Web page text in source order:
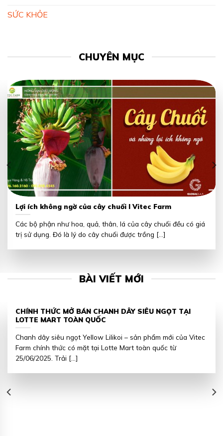
SỨC KHỎE
CHUYÊN MỤC
Lợi ích không ngờ của cây chuối I Vitec Farm
Các bộ phận như hoa, quả, thân, lá của cây chuối đều có giá
trị sử dụng. Đó là lý do cây chuối được trồng [...]
BÀI VIẾT MỚI
CHÍNH THỨC MỞ BÁN CHANH DÂY SIÊU NGỌT TẠI
LOTTE MART TOÀN QUỐC
Chanh dây siêu ngọt Yellow Lilikoi – sản phẩm mới của Vitec
Farm chính thức có mặt tại Lotte Mart toàn quốc từ
25/06/2025. Trải [...]